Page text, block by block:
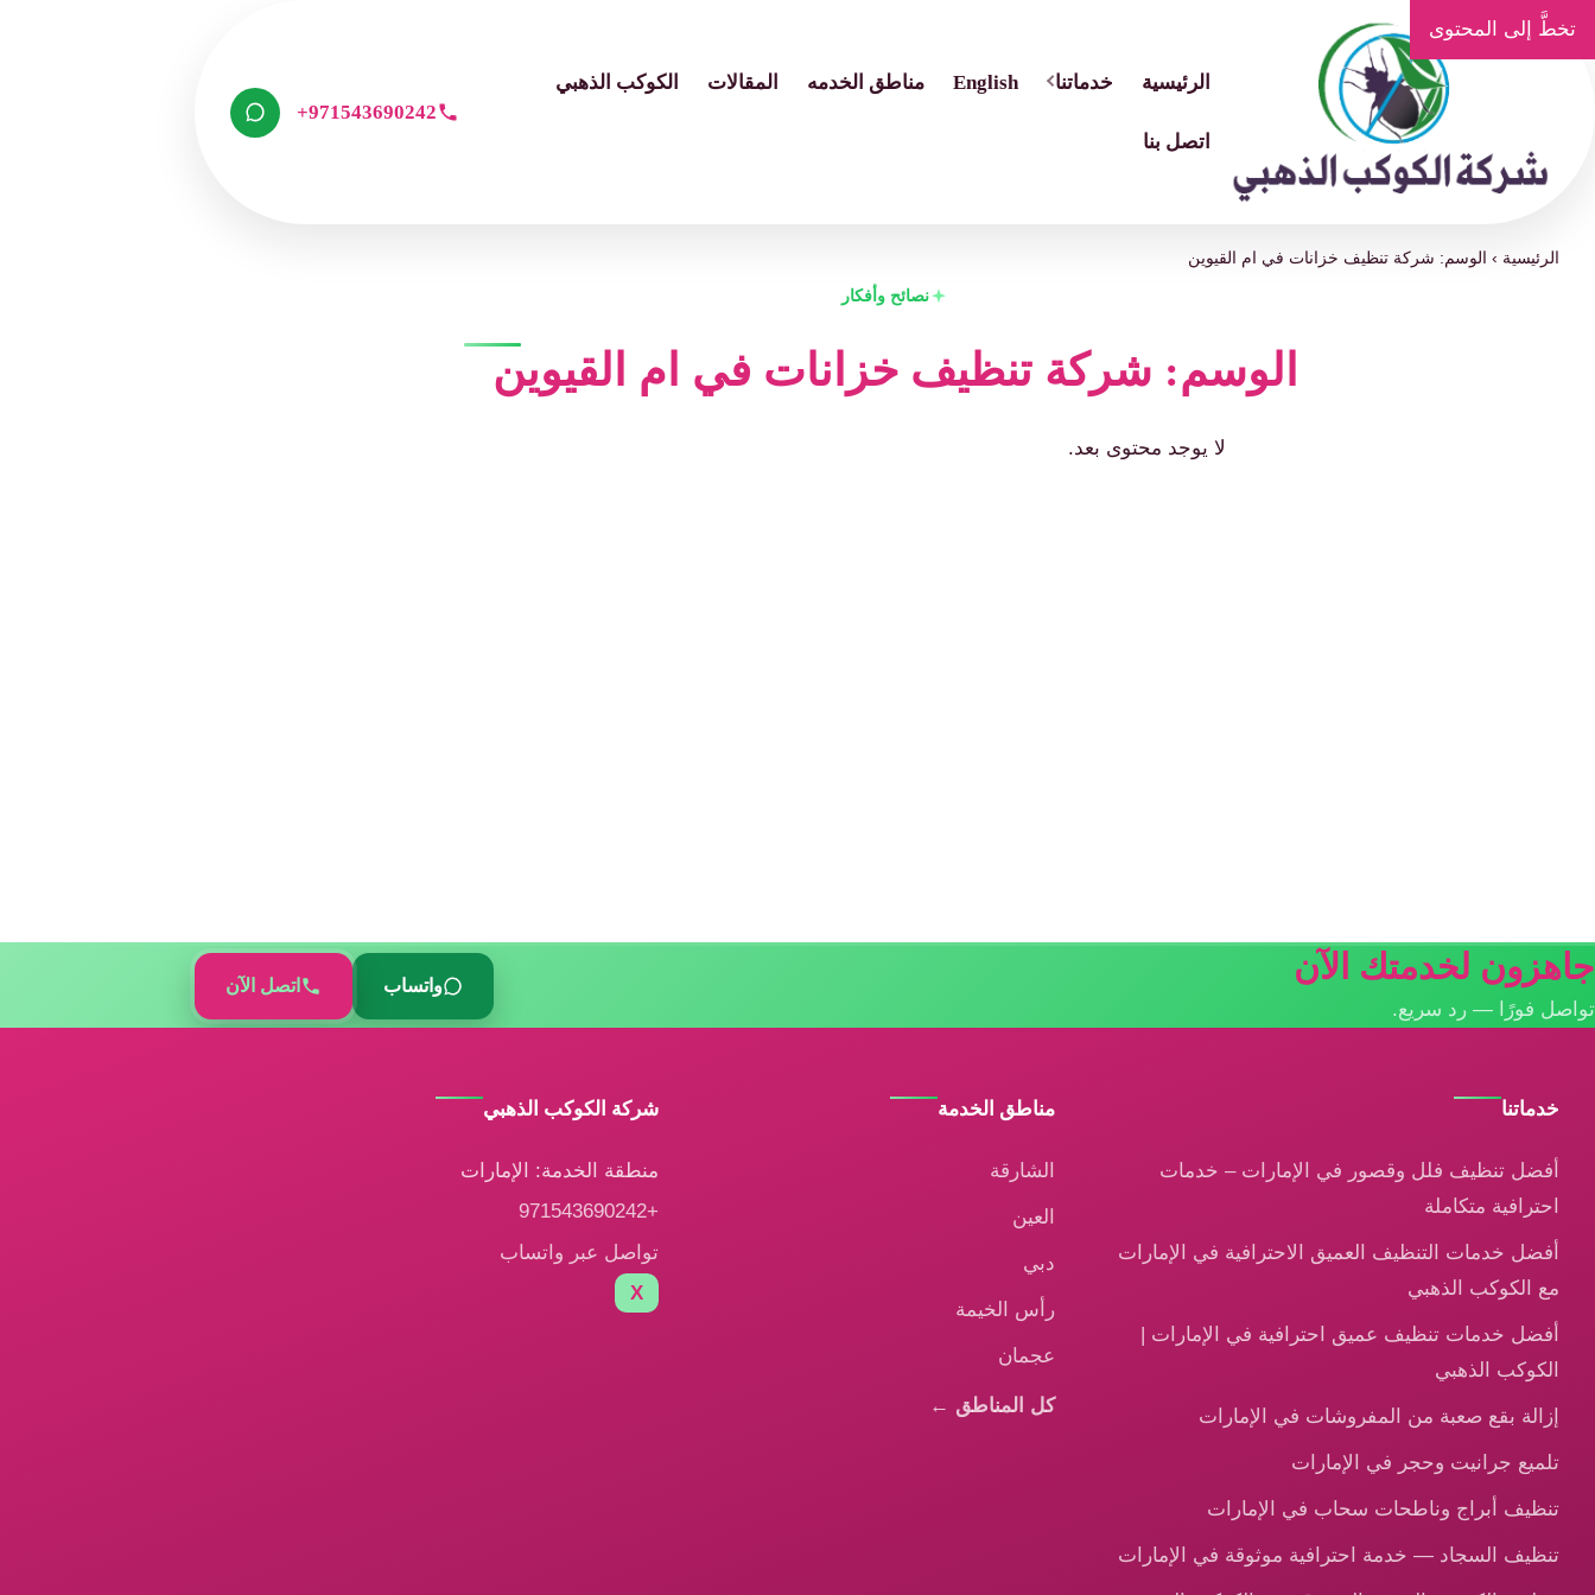
تخطَّ إلى المحتوى
الرئيسية خدماتنا English مناطق الخدمه المقالات الكوكب الذهبي
اتصل بنا
+971543690242
الرئيسية › الوسم: شركة تنظيف خزانات في ام القيوين
نصائح وأفكار
الوسم: شركة تنظيف خزانات في ام القيوين
لا يوجد محتوى بعد.
جاهزون لخدمتك الآن
تواصل فورًا — رد سريع.
واتساب اتصل الآن
خدماتنا
أفضل تنظيف فلل وقصور في الإمارات – خدمات
احترافية متكاملة
أفضل خدمات التنظيف العميق الاحترافية في الإمارات
مع الكوكب الذهبي
أفضل خدمات تنظيف عميق احترافية في الإمارات |
الكوكب الذهبي
إزالة بقع صعبة من المفروشات في الإمارات
تلميع جرانيت وحجر في الإمارات
تنظيف أبراج وناطحات سحاب في الإمارات
تنظيف السجاد — خدمة احترافية موثوقة في الإمارات
مناطق الخدمة
الشارقة
العين
دبي
رأس الخيمة
عجمان
كل المناطق ←
شركة الكوكب الذهبي
منطقة الخدمة: الإمارات
+971543690242
تواصل عبر واتساب
X